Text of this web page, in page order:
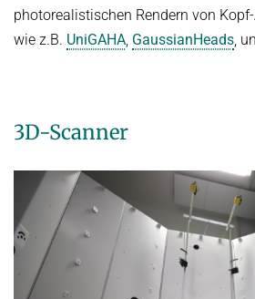
photorealistischen Rendern von
wie z.B. UniGAHA, GaussianHeads,
3D-Scanner